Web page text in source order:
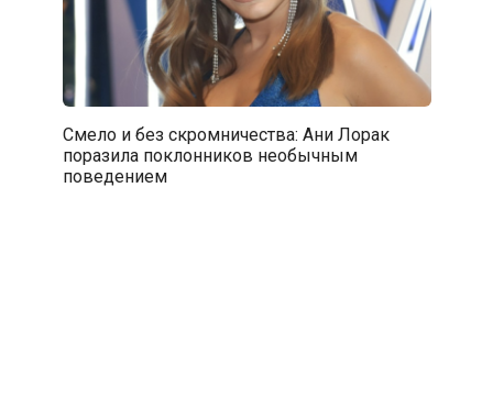
Смело и без скромничества: Ани Лорак
поразила поклонников необычным
поведением